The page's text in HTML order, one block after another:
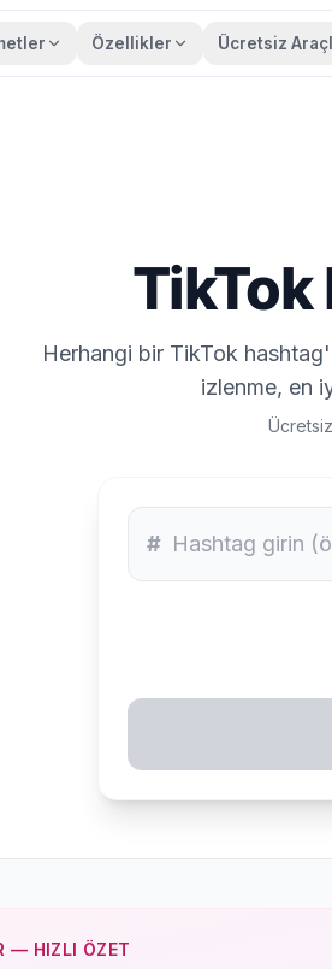
Özellikler Ücretsiz
TikTok
Herhangi bir TikTok
izlenme, en
TikTok hashtag
#
— HIZLI ÖZET